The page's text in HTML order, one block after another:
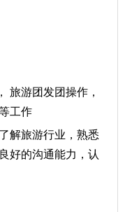
旅游团发团操作，
工作
解旅游行业，熟悉
好的沟通能力，认